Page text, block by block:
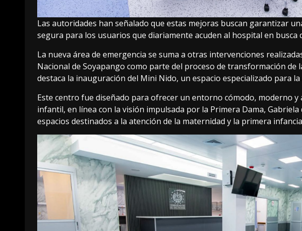
Las autoridades han señalado que estas mejoras buscan garantizar
segura para los usuarios que diariamente acuden al hospital en busca
La nueva área de emergencia se suma a otras intervenciones
Nacional de Soyapango como parte del proceso de transformación de
destaca la inauguración del Mini Nido, un espacio especializado para
Este centro fue diseñado para ofrecer un entorno cómodo, moderno y
infantil, en línea con la visión impulsada por la Primera Dama,
espacios destinados a la atención de la maternidad y la primera